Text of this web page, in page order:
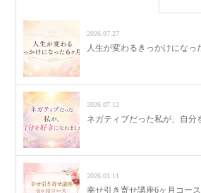
2026.07.27
人生が変わるきっかけになっ
2026.07.12
ネガティブだった私が、自分
2026.01.11
幸せ引き寄せ講座6ヶ月コー